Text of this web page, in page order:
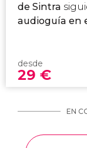
de Sintra
audioguía en
desde
29 €
EN